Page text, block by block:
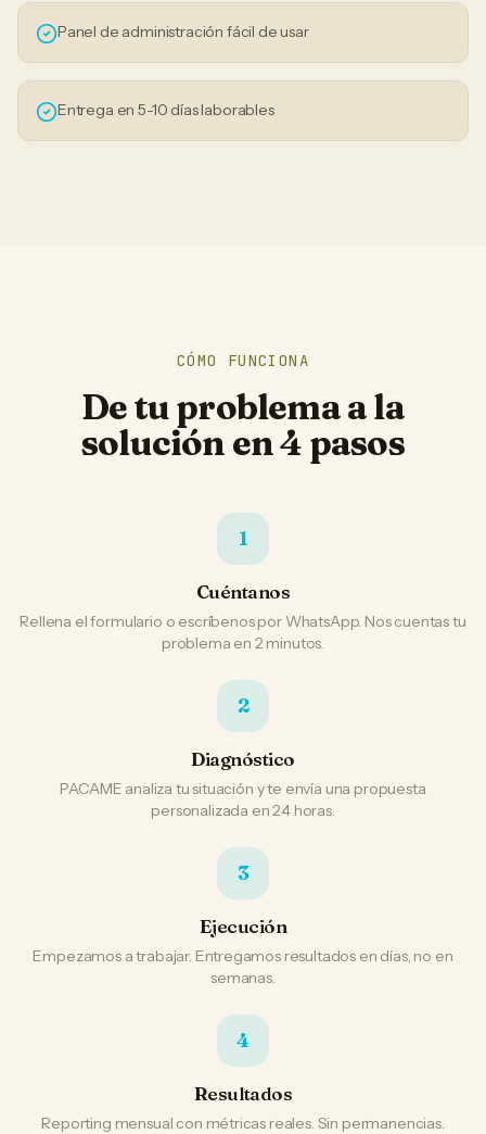
Panel de administración fácil de usar
Entrega en 5-10 días laborables
CÓMO FUNCIONA
De tu problema a la
solución en 4 pasos
1
Cuéntanos
Rellena el formulario o escríbenos por WhatsApp. Nos cuentas tu
problema en 2 minutos.
2
Diagnóstico
PACAME analiza tu situación y te envía una propuesta
personalizada en 24 horas.
3
Ejecución
Empezamos a trabajar. Entregamos resultados en días, no en
semanas.
4
Resultados
Reporting mensual con métricas reales. Sin permanencias.